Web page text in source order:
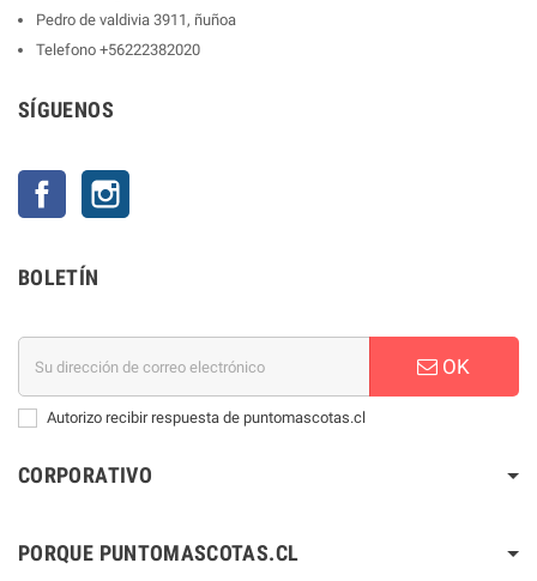
Pedro de valdivia 3911, ñuñoa
Telefono +56222382020
SÍGUENOS
Facebook
BOLETÍN
OK
Autorizo recibir respuesta de puntomascotas.cl
CORPORATIVO
PORQUE PUNTOMASCOTAS.CL